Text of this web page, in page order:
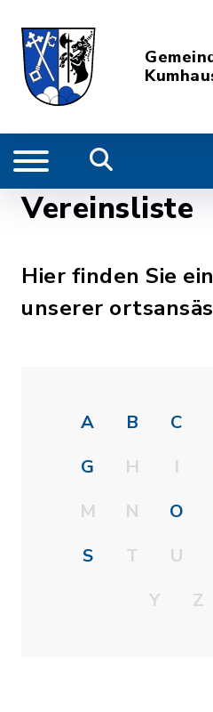
Vereinsliste
Hier finden Sie
unserer
A B C
G
H I
M
N O
S
T U
Y
Z